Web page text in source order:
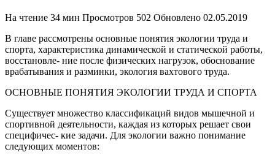
На чтение 34 мин Просмотров 502 Обновлено 02.05.2019
В главе рассмотрены основные понятия экологии труда и
спорта, характеристика динамической и статической работы,
восстановле- ние после физических нагрузок, обоснование
врабатывания и разминки, экология вахтового труда.
ОСНОВНЫЕ ПОНЯТИЯ ЭКОЛОГИИ ТРУДА И СПОРТА
Существует множество классификаций видов мышечной и
спортивной деятельности, каждая из которых решает свои
специфичес- кие задачи. Для экологии важно понимание
следующих моментов: